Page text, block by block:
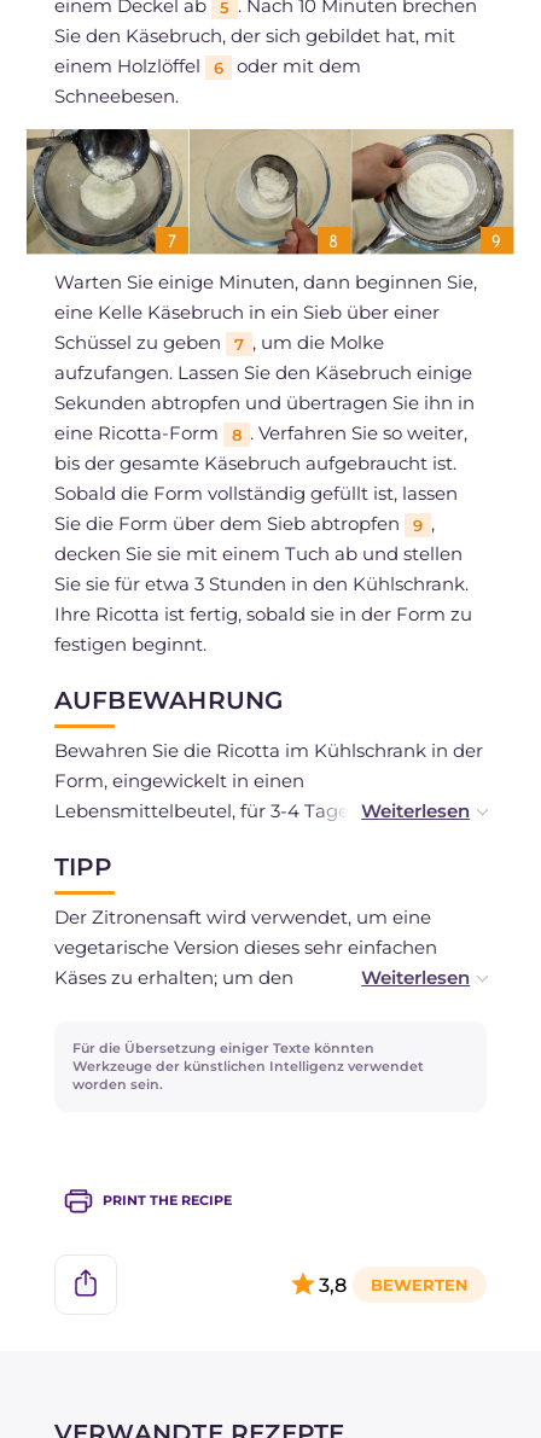
einem Deckel ab 5 . Nach 10 Minuten brechen
Sie den Käsebruch, der sich gebildet hat, mit
einem Holzlöffel
6
oder mit dem
Schneebesen.
Warten Sie einige Minuten, dann beginnen Sie,
eine Kelle Käsebruch in ein Sieb über einer
Schüssel zu geben
7 , um die Molke
aufzufangen. Lassen Sie den Käsebruch einige
Sekunden abtropfen und übertragen Sie ihn in
eine Ricotta-Form
8 . Verfahren Sie so weiter,
bis der gesamte Käsebruch aufgebraucht ist.
Sobald die Form vollständig gefüllt ist, lassen
Sie die Form über dem Sieb abtropfen
9 ,
decken Sie sie mit einem Tuch ab und stellen
Sie sie für etwa 3 Stunden in den Kühlschrank.
Ihre Ricotta ist fertig, sobald sie in der Form zu
festigen beginnt.
AUFBEWAHRUNG
Bewahren Sie die Ricotta im Kühlschrank in der
Form, eingewickelt in einen
Lebensmittelbeutel, für 3-4 Tage auf.
Es wird nicht empfohlen, sie einzufrieren.
TIPP
Der Zitronensaft wird verwendet, um eine
vegetarische Version dieses sehr einfachen
Käses zu erhalten; um den
Sie ihn nicht mögen, können Sie 20 g Apfelessig
verwenden (der einen etwas milderen
Für die Übersetzung einiger Texte könnten
Werkzeuge der künstlichen Intelligenz verwendet
worden sein.
PRINT THE RECIPE
3,8